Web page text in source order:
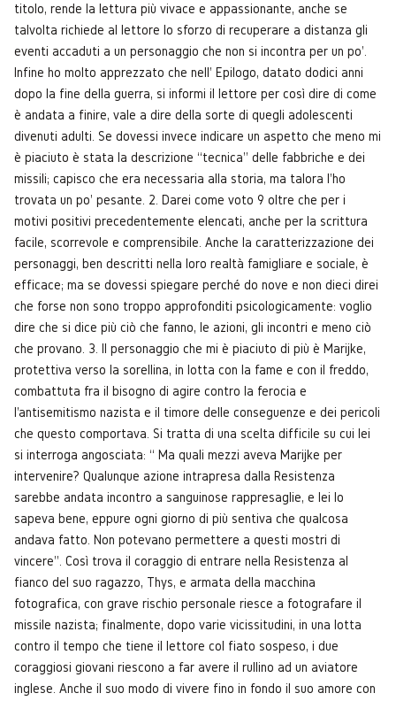
titolo, rende la lettura più vivace e appassionante, anche se
talvolta richiede al lettore lo sforzo di recuperare a distanza gli
eventi accaduti a un personaggio che non si incontra per un po'.
Infine ho molto apprezzato che nell' Epilogo, datato dodici anni
dopo la fine della guerra, si informi il lettore per così dire di come
è andata a finire, vale a dire della sorte di quegli adolescenti
divenuti adulti. Se dovessi invece indicare un aspetto che meno mi
è piaciuto è stata la descrizione “tecnica” delle fabbriche e dei
missili; capisco che era necessaria alla storia, ma talora l'ho
trovata un po' pesante. 2. Darei come voto 9 oltre che per i
motivi positivi precedentemente elencati, anche per la scrittura
facile, scorrevole e comprensibile. Anche la caratterizzazione dei
personaggi, ben descritti nella loro realtà famigliare e sociale, è
efficace; ma se dovessi spiegare perché do nove e non dieci direi
che forse non sono troppo approfonditi psicologicamente: voglio
dire che si dice più ciò che fanno, le azioni, gli incontri e meno ciò
che provano. 3. Il personaggio che mi è piaciuto di più è Marijke,
protettiva verso la sorellina, in lotta con la fame e con il freddo,
combattuta fra il bisogno di agire contro la ferocia e
l'antisemitismo nazista e il timore delle conseguenze e dei pericoli
che questo comportava. Si tratta di una scelta difficile su cui lei
si interroga angosciata: “ Ma quali mezzi aveva Marijke per
intervenire? Qualunque azione intrapresa dalla Resistenza
sarebbe andata incontro a sanguinose rappresaglie, e lei lo
sapeva bene, eppure ogni giorno di più sentiva che qualcosa
andava fatto. Non potevano permettere a questi mostri di
vincere”. Così trova il coraggio di entrare nella Resistenza al
fianco del suo ragazzo, Thys, e armata della macchina
fotografica, con grave rischio personale riesce a fotografare il
missile nazista; finalmente, dopo varie vicissitudini, in una lotta
contro il tempo che tiene il lettore col fiato sospeso, i due
coraggiosi giovani riescono a far avere il rullino ad un aviatore
inglese. Anche il suo modo di vivere fino in fondo il suo amore con